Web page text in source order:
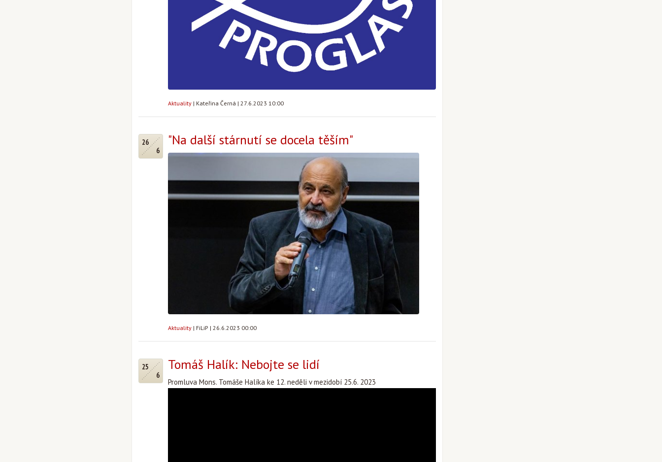
Aktuality | Kateřina Černá | 27.6.2023 10:00
26
6
"Na další stárnutí se docela těším"
Aktuality | FiLiP | 26.6.2023 00:00
25
6
Tomáš Halík: Nebojte se lidí
Promluva Mons. Tomáše Halíka ke 12. neděli v mezidobí 25.6. 2023